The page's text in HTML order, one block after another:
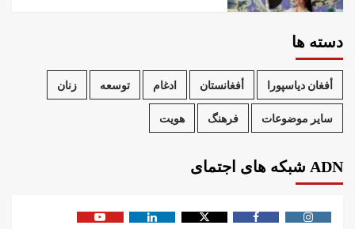
دسته ها
أفغان دیاسپورا أفغانستان ادغام توسعه زنان
سایر موضوعات فرهنگ هویت
ADN شبکه های اجتمای